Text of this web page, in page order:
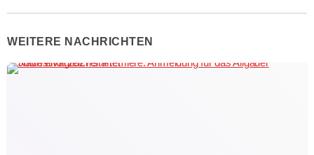
WEITERE NACHRICHTEN